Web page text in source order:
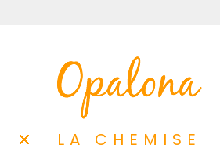
LA CHEMISE